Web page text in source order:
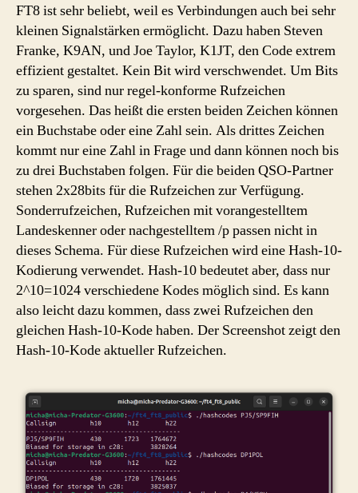
FT8 ist sehr beliebt, weil es Verbindungen auch bei sehr
kleinen Signalstärken ermöglicht. Dazu haben Steven
Franke, K9AN, und Joe Taylor, K1JT, den Code extrem
effizient gestaltet. Kein Bit wird verschwendet. Um Bits
zu sparen, sind nur regel-konforme Rufzeichen
vorgesehen. Das heißt die ersten beiden Zeichen können
ein Buchstabe oder eine Zahl sein. Als drittes Zeichen
kommt nur eine Zahl in Frage und dann können noch bis
zu drei Buchstaben folgen. Für die beiden QSO-Partner
stehen 2x28bits für die Rufzeichen zur Verfügung.
Sonderrufzeichen, Rufzeichen mit vorangestelltem
Landeskenner oder nachgestelltem /p passen nicht in
dieses Schema. Für diese Rufzeichen wird eine Hash-10-
Kodierung verwendet. Hash-10 bedeutet aber, dass nur
2^10=1024 verschiedene Kodes möglich sind. Es kann
also leicht dazu kommen, dass zwei Rufzeichen den
gleichen Hash-10-Kode haben. Der Screenshot zeigt den
Hash-10-Kode aktueller Rufzeichen.